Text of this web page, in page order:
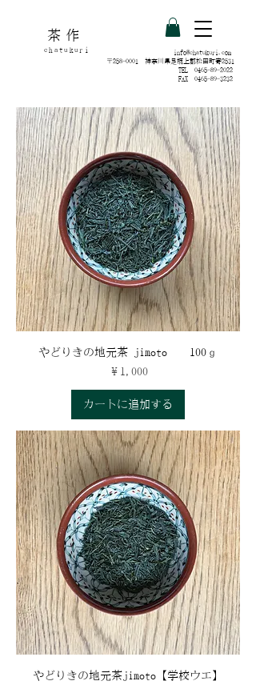
​茶作
chatukuri
info@chatukuri.com
〒258-0001 神奈川県足柄上郡松田町寄2531
TEL
0465-89-2022
FAX 0465-89-3232
やどりきの地元茶 jimoto 100ｇ
価格
￥1,000
カートに追加する
やどりきの地元茶jimoto【学校ウエ】